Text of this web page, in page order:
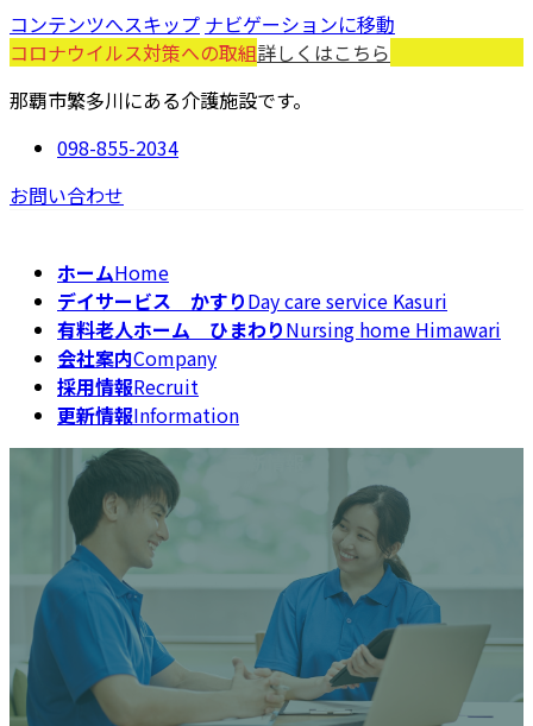
コンテンツへスキップ ナビゲーションに移動
コロナウイルス対策への取組詳しくはこちら
那覇市繁多川にある介護施設です。
098-855-2034
お問い合わせ
ホームHome
デイサービス かすりDay care service Kasuri
有料老人ホーム ひまわりNursing home Himawari
会社案内Company
採用情報Recruit
更新情報Information